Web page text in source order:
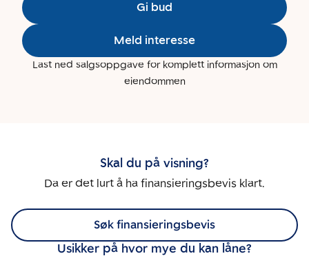
Gi bud
Meld interesse
Last ned salgsoppgave for komplett informasjon om
eiendommen
Skal du på visning?
Da er det lurt å ha finansieringsbevis klart.
Søk finansieringsbevis
Usikker på hvor mye du kan låne?